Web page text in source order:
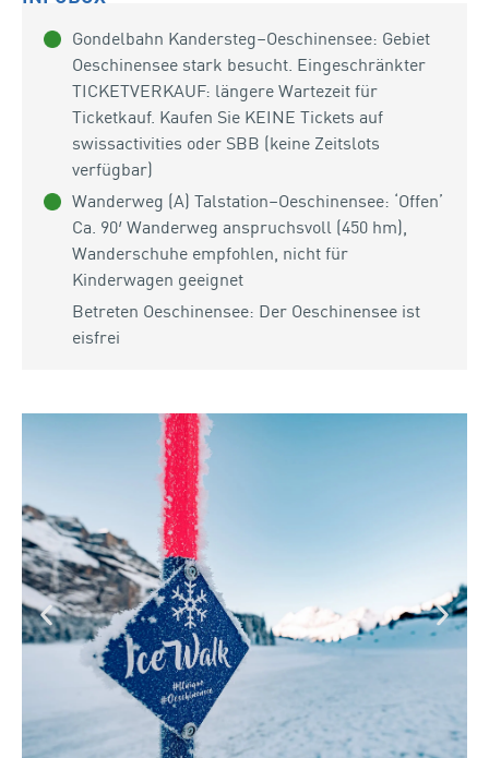
Gondelbahn Kandersteg–Oeschinensee: Gebiet
Oeschinensee stark besucht. Eingeschränkter
TICKETVERKAUF: längere Wartezeit für
Ticketkauf. Kaufen Sie KEINE Tickets auf
swissactivities oder SBB (keine Zeitslots
verfügbar)
Wanderweg (A) Talstation–Oeschinensee: ‘Offen’
Ca. 90′ Wanderweg anspruchsvoll (450 hm),
Wanderschuhe empfohlen, nicht für
Kinderwagen geeignet
Betreten Oeschinensee: Der Oeschinensee ist
eisfrei